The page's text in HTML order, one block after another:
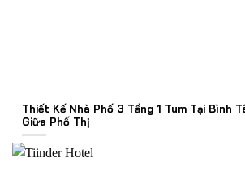
Thiết Kế Nhà Phố 3 Tầng 1 Tum Tại Bình
Giữa Phố Thị